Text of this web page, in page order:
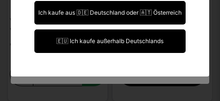
VELO
VELO Simply Spearmint Mini
€ 4,61
- +
VELO Blue Raspberry
€ 4,61
verfügbar.
Ich bin über 18 Jahre alt.
Ich bin unter 18 Jahre alt.
Ich kaufe aus 🇩🇪 Deutschland oder 🇦🇹 Österreich
🇪🇺 Ich kaufe außerhalb Deutschlands